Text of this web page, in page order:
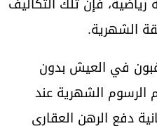
الشهرية.
في العيش بدون
الرسوم الشهرية عند
دفع الرهن العقاري